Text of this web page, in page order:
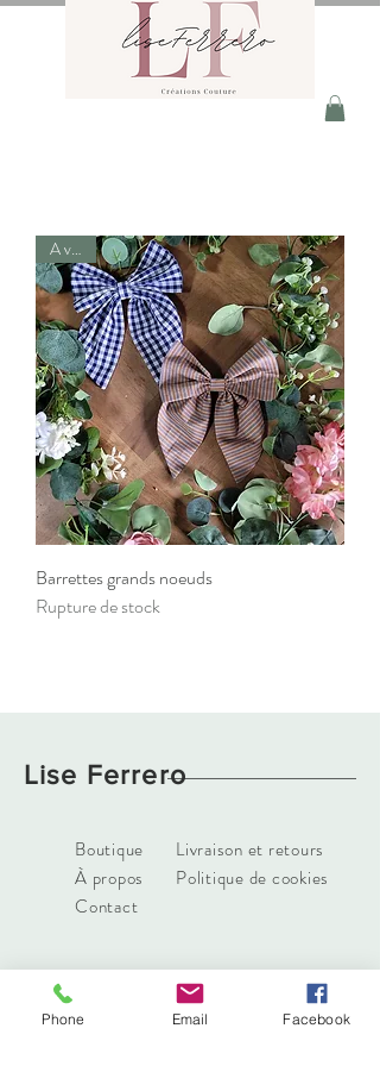
A venir
Barrettes grands noeuds
Rupture de stock
Lise Ferrero
Boutique
À propos
Contact
Livraison et retours
Politique de cookies
liseferrero@hotmail.fr
Phone Email Facebook